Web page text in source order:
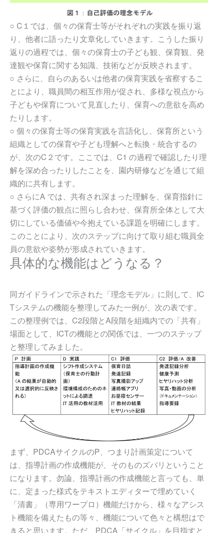
○ C１では、個々の保育士等がそれぞれの実践を振り返
り、他者に語ったり文章化していきます。こうした振り
返りの過程では、個々の保育士の子ども観、保育観、発
達観や保育に関する知識、技術などが反映されます。
○ さらに、自らのあるいは他者の保育実践を省察するこ
とにより、職員間の相互作用が促され、多様な視点から
子どもや保育について見直したり、保育への意欲を高め
たりします。
○ 個々の保育士等の保育実践を言語化し、保育所という
組織としての保育や子ども理解へと転換・統合するの
が、次のC２です。ここでは、C1 の過程で確認したり理
解を深め合ったりしたことを、園内研修などを通じて組
織的に共有します。
○ さらにA では、共有され深まった理解を、保育指針に
基づく評価の観点に照らし合わせ、保育所全体として大
切にしている価値や今抱えている課題を明確にします。
このことにより、次のステップに向けて取り組む職員全
員の意欲や姿勢が形成されていきます。
具体的な機能はどうなる？
同ガイドラインで示された「理念モデル」に則して、IC
Tシステムの機能を整理してみた一例が、次の表です。
この整理例では、C2段階とA段階を組織内での「共有」
場面として、ICTの機能との関係では、一つのステップ
と整理してみました。
まず、PDCAサイクルのP、つまり計画策定について
は、指導計画の作成機能が、そのものズバリということ
になります。勿論、指導計画の作成機能と言っても、単
に、定まった様式をテキストエディターで埋めていく
「清書」（専用ワープロ）機能だけから、様々なアシス
ト機能を備えたもの等々、機能について色々と構想はで
きると思います。ただ、PDCA「サイクル」を目指すと